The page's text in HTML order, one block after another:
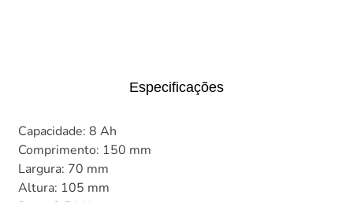
Especificações
Capacidade: 8 Ah
Comprimento: 150 mm
Largura: 70 mm
Altura: 105 mm